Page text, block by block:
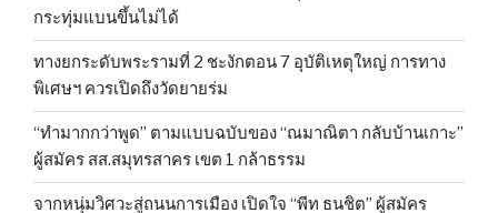
กระทุ่มแบนขึ้นไม่ได้
ทางยกระดับพระรามที่ 2 ชะงักตอน 7 อุบัติเหตุใหญ่ การทาง
พิเศษฯ ควรเปิดถึงวัดยายร่ม
“ทำมากกว่าพูด” ตามแบบฉบับของ “ณมาณิตา กลับบ้านเกาะ”
ผู้สมัคร สส.สมุทรสาคร เขต 1 กล้าธรรม
จากหนุ่มวิศวะสู่ถนนการเมือง เปิดใจ “พีท ธนชิต” ผู้สมัคร